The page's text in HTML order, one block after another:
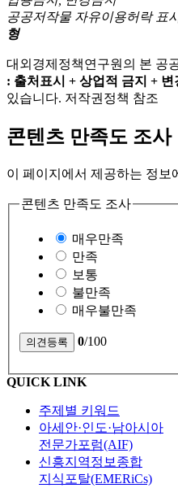
공공저작물 자유이용허락 표
형
대외경제정책연구원의 본 공
: 출처표시 + 상업적 금지 + 변
있습니다. 저작권정책 참조
콘텐츠 만족도 조사
이 페이지에서 제공하는 정보
콘텐츠 만족도 조사
매우만족
만족
보통
불만족
매우불만족
0/100
QUICK LINK
주제별 키워드
아세안·인도·남아시아
전문가포럼(AIF)
신흥지역정보종합
지식포탈(EMERiCs)